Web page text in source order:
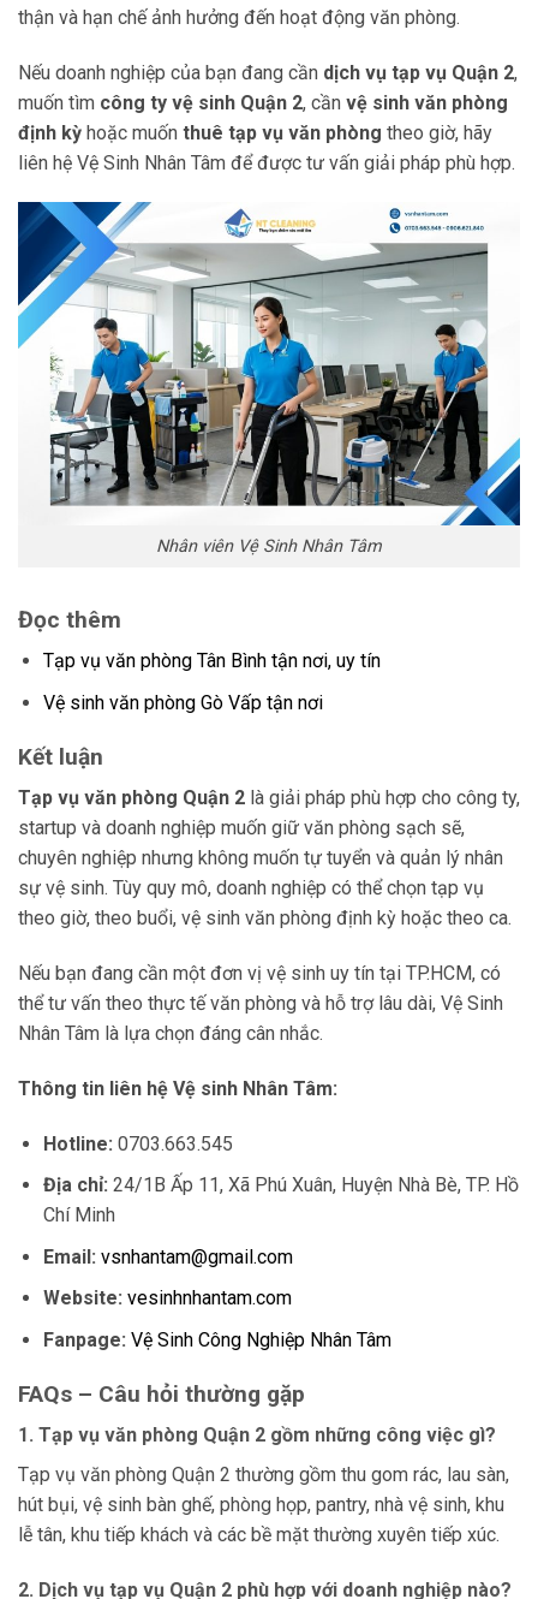
thận và hạn chế ảnh hưởng đến hoạt động văn phòng.
Nếu doanh nghiệp của bạn đang cần dịch vụ tạp vụ Quận 2,
muốn tìm công ty vệ sinh Quận 2, cần vệ sinh văn phòng
định kỳ hoặc muốn thuê tạp vụ văn phòng theo giờ, hãy
liên hệ Vệ Sinh Nhân Tâm để được tư vấn giải pháp phù hợp.
Nhân viên Vệ Sinh Nhân Tâm
Đọc thêm
Tạp vụ văn phòng Tân Bình tận nơi, uy tín
Vệ sinh văn phòng Gò Vấp tận nơi
Kết luận
Tạp vụ văn phòng Quận 2 là giải pháp phù hợp cho công ty,
startup và doanh nghiệp muốn giữ văn phòng sạch sẽ,
chuyên nghiệp nhưng không muốn tự tuyển và quản lý nhân
sự vệ sinh. Tùy quy mô, doanh nghiệp có thể chọn tạp vụ
theo giờ, theo buổi, vệ sinh văn phòng định kỳ hoặc theo ca.
Nếu bạn đang cần một đơn vị vệ sinh uy tín tại TP.HCM, có
thể tư vấn theo thực tế văn phòng và hỗ trợ lâu dài, Vệ Sinh
Nhân Tâm là lựa chọn đáng cân nhắc.
Thông tin liên hệ Vệ sinh Nhân Tâm:
Hotline: 0703.663.545
Địa chỉ: 24/1B Ấp 11, Xã Phú Xuân, Huyện Nhà Bè, TP. Hồ
Chí Minh
Email: vsnhantam@gmail.com
Website: vesinhnhantam.com
Fanpage: Vệ Sinh Công Nghiệp Nhân Tâm
FAQs – Câu hỏi thường gặp
1. Tạp vụ văn phòng Quận 2 gồm những công việc gì?
Tạp vụ văn phòng Quận 2 thường gồm thu gom rác, lau sàn,
hút bụi, vệ sinh bàn ghế, phòng họp, pantry, nhà vệ sinh, khu
lễ tân, khu tiếp khách và các bề mặt thường xuyên tiếp xúc.
2. Dịch vụ tạp vụ Quận 2 phù hợp với doanh nghiệp nào?